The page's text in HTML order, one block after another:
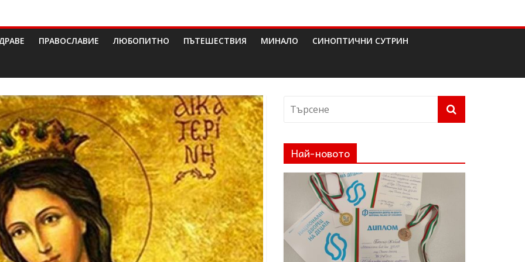
ПРАВОСЛАВИЕ ЛЮБОПИТНО ПЪТЕШЕСТВИЯ МИНАЛО СИНОПТИЧНИ СУТРИН
Най-новото